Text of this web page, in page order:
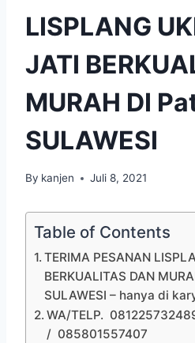
LISPLANG
JATI
MURAH DI
SULAWESI
By kanjen Juli 8, 2021
Table of Contents
TERIMA PESANAN
BERKUALITAS DAN
SULAWESI – hanya di
WA/TELP.
/ 085801557407